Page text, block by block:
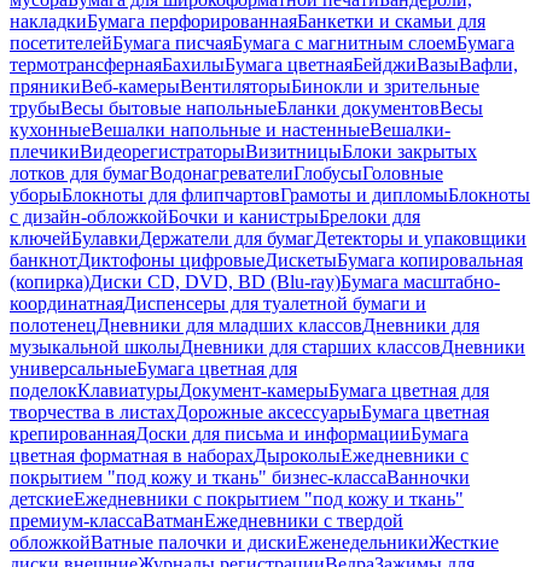
накладкиБумага перфорированнаяБанкетки и скамьи для
посетителейБумага писчаяБумага с магнитным слоемБумага
термотрансфернаяБахилыБумага цветнаяБейджиВазыВафли,
пряникиВеб-камерыВентиляторыБинокли и зрительные
трубыВесы бытовые напольныеБланки документовВесы
кухонныеВешалки напольные и настенныеВешалки-
плечикиВидеорегистраторыВизитницыБлоки закрытых
лотков для бумагВодонагревателиГлобусыГоловные
уборыБлокноты для флипчартовГрамоты и дипломыБлокноты
с дизайн-обложкойБочки и канистрыБрелоки для
ключейБулавкиДержатели для бумагДетекторы и упаковщики
банкнотДиктофоны цифровыеДискетыБумага копировальная
(копирка)Диски CD, DVD, BD (Blu-ray)Бумага масштабно-
координатнаяДиспенсеры для туалетной бумаги и
полотенецДневники для младших классовДневники для
музыкальной школыДневники для старших классовДневники
универсальныеБумага цветная для
поделокКлавиатурыДокумент-камерыБумага цветная для
творчества в листахДорожные аксессуарыБумага цветная
крепированнаяДоски для письма и информацииБумага
цветная форматная в наборахДыроколыЕжедневники с
покрытием "под кожу и ткань" бизнес-классаВанночки
детскиеЕжедневники с покрытием "под кожу и ткань"
премиум-классаВатманЕжедневники с твердой
обложкойВатные палочки и дискиЕженедельникиЖесткие